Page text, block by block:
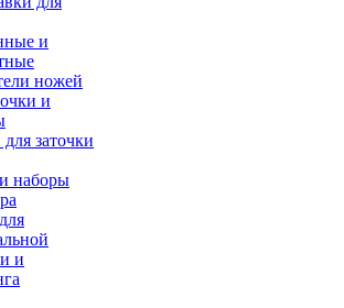
и
ножей
и
заточки
наборы
и